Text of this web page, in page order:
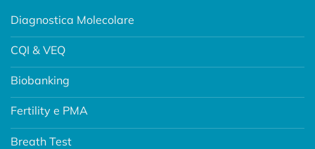
Diagnostica Molecolare
CQI & VEQ
Biobanking
Fertility e PMA
Breath Test